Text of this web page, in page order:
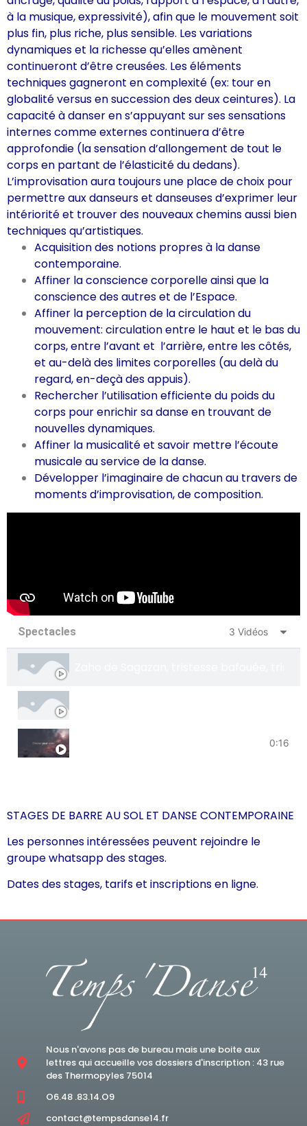
à la musique, expressivité), afin que le mouvement soit
plus fin, plus riche, plus sensible. Les variations
dynamiques et la richesse qu’elles amènent
continueront d’être creusées. Les éléments
techniques gagneront en complexité (ex: tour en
globalité versus en succession des deux ceintures). La
capacité à danser en s’appuyant sur ses sensations
internes comme externes continuera d’être
approfondie (la sensation d’allongement de tout le
corps en partant de l’élasticité du dedans).
L’improvisation aura toujours une place de choix pour
permettre aux danseurs et danseuses d’exprimer leur
intériorité et trouver des nouveaux chemins aussi bien
techniques qu’artistiques.
Acquisition des notions propres à la danse
contemporaine.
Affiner la conscience corporelle ainsi que la
conscience des autres et de l’Espace.
Affiner la perception de la circulation du
mouvement: circulation entre le haut et le bas du
corps, entre l’avant et l’arrière, entre les côtés,
et au-delà des limites corporelles (au delà du
regard, en-deçà des appuis).
Rechercher l’utilisation efficiente du poids du
corps pour enrichir sa danse en trouvant de
nouvelles dynamiques.
Affiner la musicalité et savoir mettre l’écoute
musicale au service de la danse.
Développer l’imaginaire de chacun au travers de
moments d’improvisation, de composition.
Spectacles 3 Vidéos
0:16
STAGES DE BARRE AU SOL ET DANSE CONTEMPORAINE
Les personnes intéressées peuvent rejoindre le
groupewhatsapp des stages.
Dates des stages, tarifs et inscriptions en ligne.
Nous n'avons pas de bureau mais une boite aux
lettres qui accueille vos dossiers d'inscription : 43 rue
des Thermopyles 75014
O6.48 .83.14.O9
contact@tempsdanse14.fr